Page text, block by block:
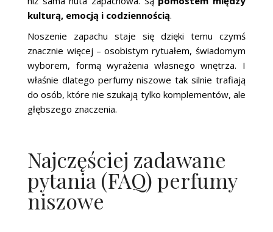
kulturą, emocją i codziennością.
Noszenie zapachu staje się dzięki temu czymś
znacznie więcej – osobistym rytuałem, świadomym
wyborem, formą wyrażenia własnego wnętrza. I
właśnie dlatego perfumy niszowe tak silnie trafiają
do osób, które nie szukają tylko komplementów, ale
głębszego znaczenia.
Najczęściej zadawane
pytania (FAQ) perfumy
niszowe